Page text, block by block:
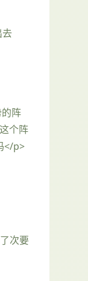
去
阵
个阵
</p>
次要